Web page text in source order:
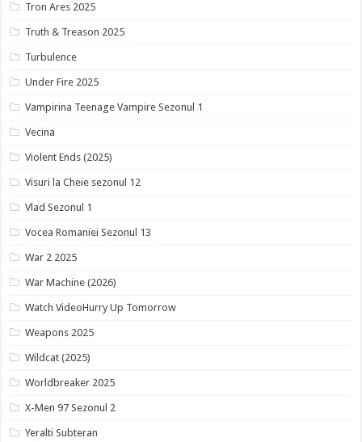
Tron Ares 2025
Truth & Treason 2025
Turbulence
Under Fire 2025
Vampirina Teenage Vampire Sezonul 1
Vecina
Violent Ends (2025)
Visuri la Cheie sezonul 12
Vlad Sezonul 1
Vocea Romaniei Sezonul 13
War 2 2025
War Machine (2026)
Watch VideoHurry Up Tomorrow
Weapons 2025
Wildcat (2025)
Worldbreaker 2025
X-Men 97 Sezonul 2
Yeralti Subteran